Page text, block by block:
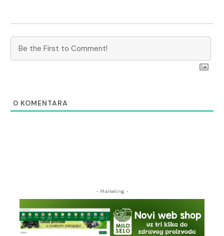
0 KOMENTARA
- Marketing -